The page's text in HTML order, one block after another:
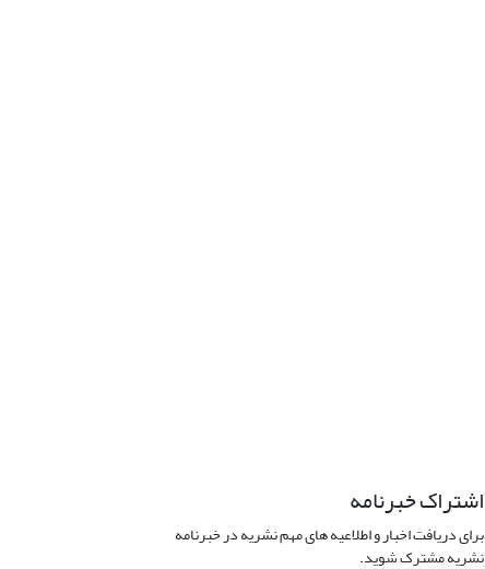
اشتراک خبرنامه
برای دریافت اخبار و اطلاعیه های مهم نشریه در خبرنامه
نشریه مشترک شوید.